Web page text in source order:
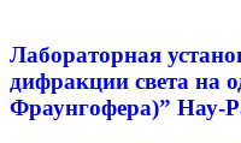
Лабораторная
дифракции света на
Фраунгофера)” Нау-